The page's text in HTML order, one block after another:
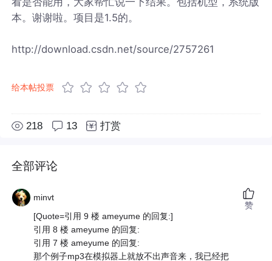
本。谢谢啦。项目是1.5的。
http://download.csdn.net/source/2757261
给本帖投票
218 13 打赏
全部评论
minvt
[Quote=引用 9 楼 ameyume 的回复:]
引用 8 楼 ameyume 的回复:
引用 7 楼 ameyume 的回复:
那个例子mp3在模拟器上就放不出声音来，我已经把
赞